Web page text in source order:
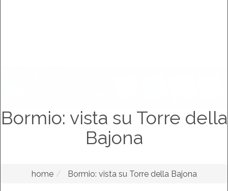
Bormio: vista su Torre della
Bajona
home Bormio: vista su Torre della Bajona